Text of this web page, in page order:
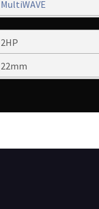
MultiWAVE
2HP
22mm